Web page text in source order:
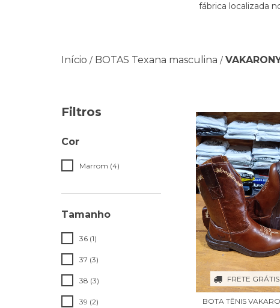
fábrica localizada
Início / BOTAS Texana masculina /
Filtros
Cor
Marrom (4)
Tamanho
36 (1)
37 (3)
38 (3)
39 (2)
FRETE GRÁTIS
BOTA TÊNIS